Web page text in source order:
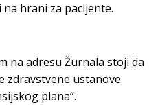
hrani za pacijente.
na adresu Žurnala stoji da
zdravstvene ustanove
plana“.